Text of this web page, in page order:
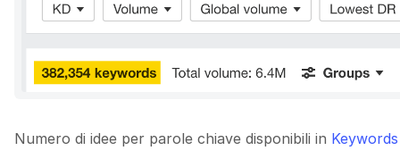
Numero di idee per parole chiave disponibili in